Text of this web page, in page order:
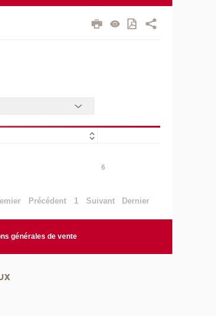
6
Précédent 1 Suivant Dernier
générales de vente